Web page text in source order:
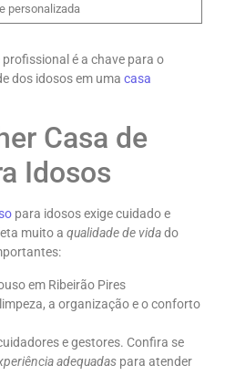
e personalizada
é a chave para o
dos idosos em uma casa
Casa de
Idosos
para idosos exige cuidado e
muito a qualidade de vidado
em Ribeirão Pires
a organização e o conforto
e gestores. Confira se
adequadas para atender